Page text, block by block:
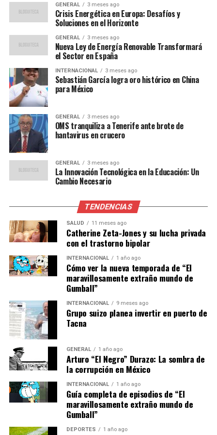
para el fiscal general. En este contexto, el empresario
Alberto González Amador, en su acusación particular,
solicita cuatro años de cárcel por revelación de secretos.
Manos Limpias pide tres años, mientras que la
asociación de fiscales representada por Juan Antonio
Frago solicita seis años.
Detalles Legales y Contexto
Histórico
El auto de apertura de juicio oral del juez Hurtado no
limitó los delitos por los que García Ortiz podría ser
acusado. El artículo 417 del Código Penal castiga a
funcionarios que revelen secretos con multas e
inhabilitación, y en casos agravados, con prisión. La
aunque el juicio se haya centrado en la revelación de
secretos, el tribunal puede considerar otros delitos
presentados por las acusaciones.
La Apif ha planteado un delito de prevaricación
administrativa en concurso con otros delitos de
revelación de secretos e infidelidad en la custodia de
documentos. Manos Limpias, por su parte, ha calificado
los hechos como una violación de secretos en su forma
agravada, pero también ha planteado la posibilidad de
un delito de infidelidad en la custodia de documentos.
Implicaciones y Perspectivas
Futuras
El resultado de este juicio podría tener significativas
repercusiones para el sistema judicial español y para la
carrera de García Ortiz. Si es condenado, no solo
enfrentaría penas legales, sino que también podría
verse inhabilitado para ejercer cargos públicos,
GENERAL 3 meses ago
Crisis Energética en Europa: Desafíos y
Soluciones en el Horizonte
GENERAL 3 meses ago
Nueva Ley de Energía Renovable Transformará
el Sector en España
INTERNACIONAL 3 meses ago
Sebastián García logra oro histórico en China
para México
GENERAL 3 meses ago
OMS tranquiliza a Tenerife ante brote de
hantavirus en crucero
GENERAL 3 meses ago
La Innovación Tecnológica en la Educación: Un
Cambio Necesario
TENDENCIAS
SALUD 11 meses ago
Catherine Zeta-Jones y su lucha privada
con el trastorno bipolar
INTERNACIONAL 1 año ago
Cómo ver la nueva temporada de “El
maravillosamente extraño mundo de
Gumball”
INTERNACIONAL 9 meses ago
Grupo suizo planea invertir en puerto de
Tacna
GENERAL 1 año ago
Arturo “El Negro” Durazo: La sombra de
la corrupción en México
INTERNACIONAL 1 año ago
Guía completa de episodios de “El
maravillosamente extraño mundo de
Gumball”
DEPORTES 1 año ago